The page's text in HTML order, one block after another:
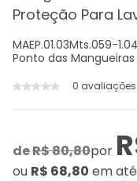
Proteção Para
MAEP.01.03Mts.059-
Ponto das Mangueiras
0 avaliações
deR$ 80,80por
ou R$ 68,80 em até